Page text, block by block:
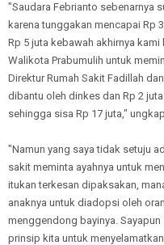
"Saudara Febrianto sebenarnya
karena tunggakan mencapai Rp
Rp 5 juta kebawah akhirnya
Walikota Prabumulih untuk
Direktur Rumah Sakit Fadillah
dibantu oleh dinkes dan Rp 2
sehingga sisa Rp 17 juta,"
"Namun yang saya tidak setuju
sakit meminta ayahnya untuk
itukan terkesan dipaksakan,
anaknya untuk diadopsi oleh
menggendong bayinya.
prinsip kita untuk